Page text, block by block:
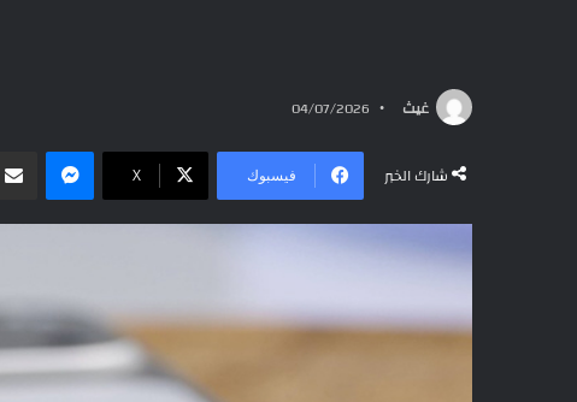
غيث 04/07/2026
شارك الخبر فيسبوك ‫X
ماسنجر